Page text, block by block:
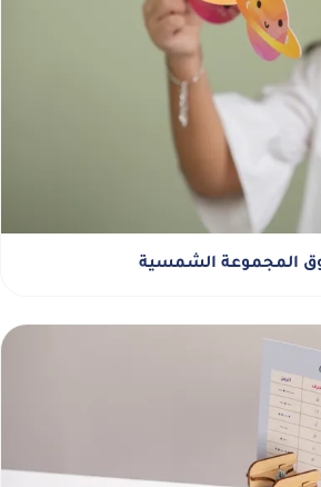
المجموعة الشمسية